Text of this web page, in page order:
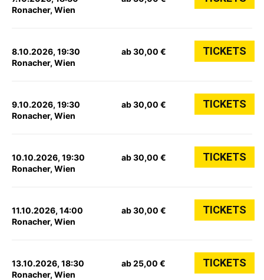
Ronacher, Wien
8.10.2026, 19:30
Ronacher, Wien
ab 30,00 € TICKETS
9.10.2026, 19:30
Ronacher, Wien
ab 30,00 € TICKETS
10.10.2026, 19:30
Ronacher, Wien
ab 30,00 € TICKETS
11.10.2026, 14:00
Ronacher, Wien
ab 30,00 € TICKETS
13.10.2026, 18:30
Ronacher, Wien
ab 25,00 € TICKETS